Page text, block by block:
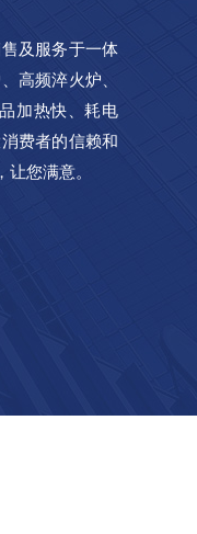
及服务于一体
高频淬火炉、
加热快、耗电
费者的信赖和
您满意。